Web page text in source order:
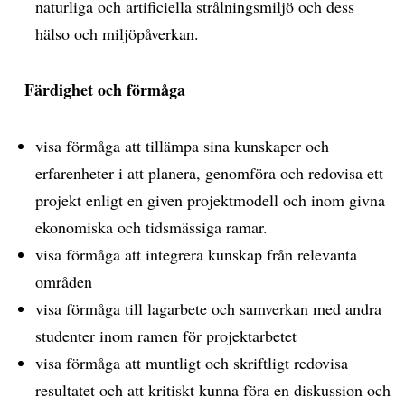
naturliga och artificiella strålningsmiljö och dess
hälso och miljöpåverkan.
Färdighet och förmåga
visa förmåga att tillämpa sina kunskaper och
erfarenheter i att planera, genomföra och redovisa ett
projekt enligt en given projektmodell och inom givna
ekonomiska och tidsmässiga ramar.
visa förmåga att integrera kunskap från relevanta
områden
visa förmåga till lagarbete och samverkan med andra
studenter inom ramen för projektarbetet
visa förmåga att muntligt och skriftligt redovisa
resultatet och att kritiskt kunna föra en diskussion och